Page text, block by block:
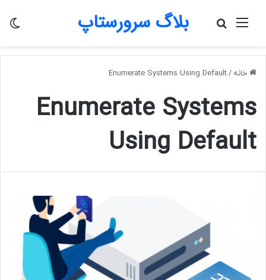
بلاگ سرورستاپ منو
جستجو
خانه /
Enumerate Systems Using Default
Enumerate Systems
Using Default